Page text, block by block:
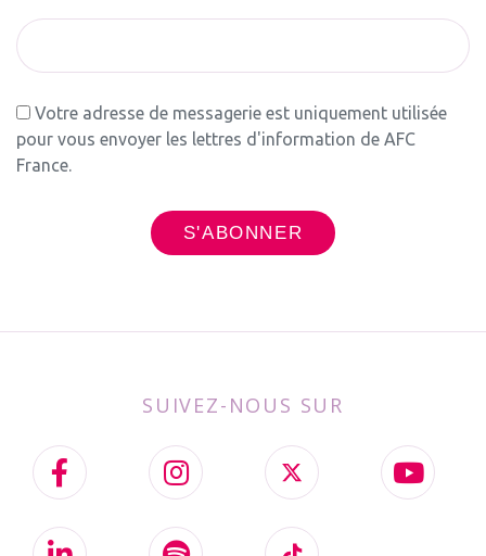
Votre adresse de messagerie est uniquement utilisée
pour vous envoyer les lettres d'information de AFC
France.
SUIVEZ-NOUS SUR